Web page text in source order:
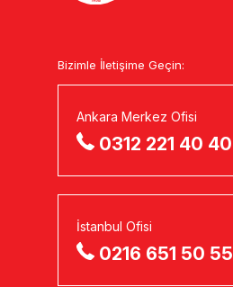
Bizimle İletişime Geçin:
Ankara Merkez Ofisi
0312 221 40 40
İstanbul Ofisi
0216 651 50 55